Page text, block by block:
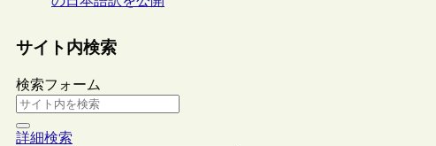
サイト内検索
検索フォーム
詳細検索